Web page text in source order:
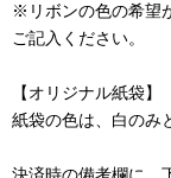
※リボンの色の希望
ご記入ください。
【オリジナル紙袋】
紙袋の色は、白のみ